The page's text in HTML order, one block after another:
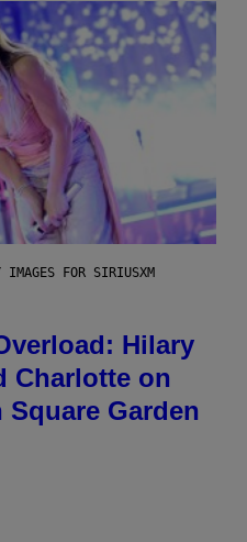
IMAGES FOR SIRIUSXM
Hilary
Charlotte on
Garden